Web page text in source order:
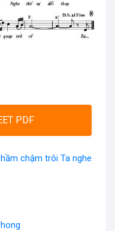
PDF
chậm trôi Ta nghe